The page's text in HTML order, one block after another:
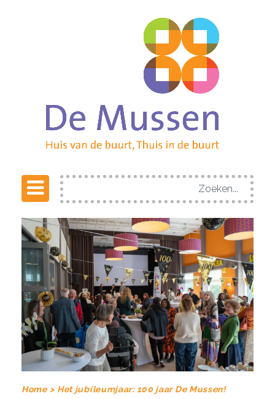
Search
for:
Home > Het jubileumjaar: 100 jaar De Mussen!